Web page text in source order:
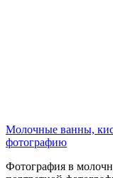
Молочные ванны,
фотографию
Фотография в